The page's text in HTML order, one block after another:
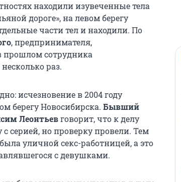
находили изувеченные тела
дороге», на левом берегу
части тел и находили. По
, предпринимателя,
прошлом сотрудника
раз.
исчезновение в 2004 году
берегу Новосибирска. Бывший
Леонтьевговорит, что к делу
серией, но проверку провели. Тем
уличной секс-работницей, а это
с девушками.